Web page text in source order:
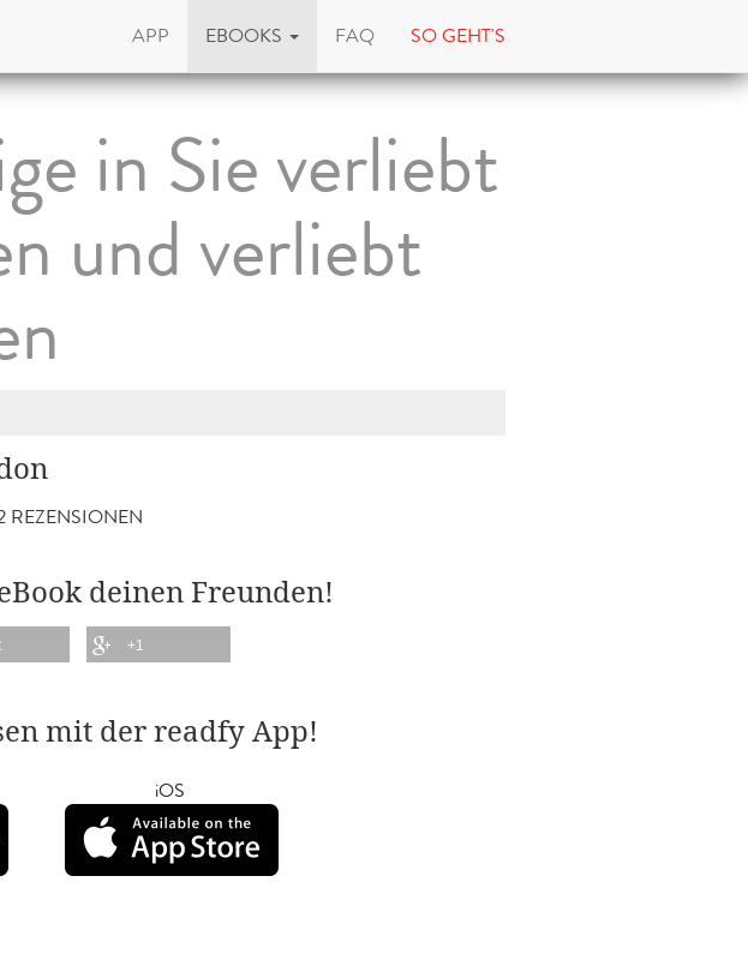
APP EBOOKS FAQ SO GEHT'S
in Sie verliebt
und verliebt
REZENSIONEN
deinen Freunden!
+1
mit der readfy App!
iOS